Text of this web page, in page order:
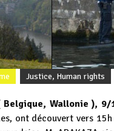
Justice, Human rights
( Belgique, Wallonie ),
ont découvert vers